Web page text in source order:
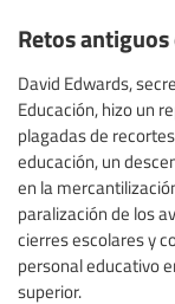
Retos
David Edwards,
Educación, hizo un
plagadas de
educación, un
en la
paralización de los
cierres escolares y
personal educativo
superior.